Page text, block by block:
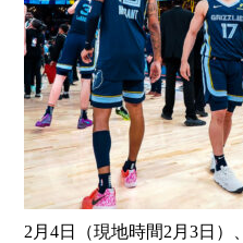
2月4日（現地時間2月3日）、